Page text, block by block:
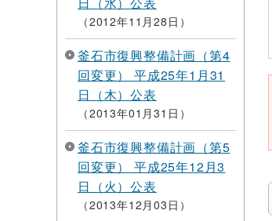
2012年11月28日
釜石市復興整備計画（第4
回変更） 平成25年1月31
日（木）公表
2013年01月31日
釜石市復興整備計画（第5
回変更） 平成25年12月3
日（火）公表
2013年12月03日